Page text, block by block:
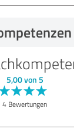
5,00 von 5
4 Bewertungen